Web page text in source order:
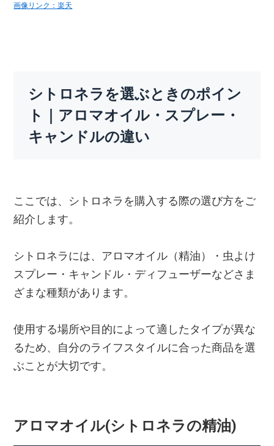
画像リンク：楽天
シトロネラを選ぶときのポイン
ト｜アロマオイル・スプレー・
キャンドルの違い
ここでは、シトロネラを購入する際の選び方をご
紹介します。
シトロネラには、アロマオイル（精油）・虫よけ
スプレー・キャンドル・ディフューザーなどさま
ざまな種類があります。
使用する場所や目的によって適したタイプが異な
るため、自分のライフスタイルに合った商品を選
ぶことが大切です。
アロマオイル(シトロネラの精油)